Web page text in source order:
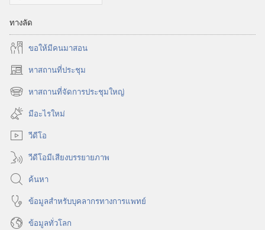
ทางลัด
ขอ​ให้​มี​คน​มา​สอน
หาสถานที่ประชุม
(เปิด
หน้าต่างหาสถานที่จัดการประชุมใหญ่
(เปิด
หน้าต่าง
ใหม่)
มีอะไรใหม่
วีดีโอ
วีดีโอมีเสียงบรรยายภาพ
ค้นหา
ข้อมูล​สำหรับ​บุคลากร​ทาง​การ​แพทย์
ข้อมูล​ทั่ว​โลก